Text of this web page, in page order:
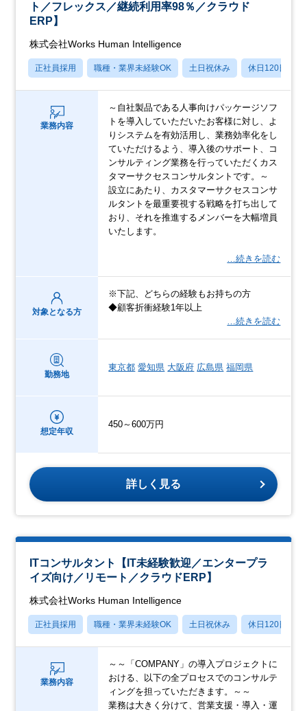
ト／フレックス／継続利用率98％／クラウド
ERP】
株式会社Works Human Intelligence
正社員採用 職種・業界未経験OK 土日祝休み 休日120日以上
業務内容
～自社製品である人事向けパッケージソフ
トを導入していただいたお客様に対し、よ
りシステムを有効活用し、業務効率化をし
ていただけるよう、導入後のサポート、コ
ンサルティング業務を行っていただくカス
タマーサクセスコンサルタントです。～
設立にあたり、カスタマーサクセスコンサ
ルタントを最重要視する戦略を打ち出して
おり、それを推進するメンバーを大幅増員
いたします。
…続きを読む
対象となる方
※下記、どちらの経験もお持ちの方
◆顧客折衝経験1年以上
…続きを読む
勤務地
東京都 愛知県 大阪府 広島県 福岡県
想定年収
450～600万円
詳しく見る
ITコンサルタント【IT未経験歓迎／エンタープラ
イズ向け／リモート／クラウドERP】
株式会社Works Human Intelligence
正社員採用 職種・業界未経験OK 土日祝休み 休日120日以上
業務内容
～～「COMPANY」の導入プロジェクトに
おける、以下の全プロセスでのコンサルテ
ィングを担っていただきます。～～
業務は大きく分けて、営業支援・導入・運